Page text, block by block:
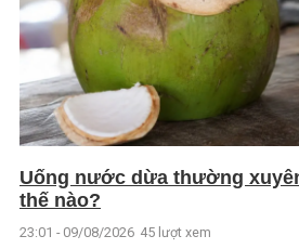
Uống nước dừa thường
thế nào?
23:01 - 09/08/2026 45 lượt xem